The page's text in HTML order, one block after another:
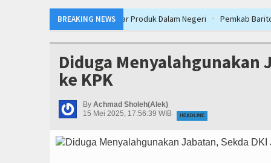
BREAKING NEWS
Pasar Produk Dalam Negeri Pemkab Barito Utara Kaji Tiru Tata
Pasar Produk Dalam Negeri
APBD Majalengka, Bupati Beri Penjelasan
Bupati Majalengka Beberkan
Pasar Produk Dalam Negeri
APBD Majalengka, Bupati Beri Penjelasan
Bupati Majalengka Beberkan
Diduga Menyalahgunakan
ke KPK
By Achmad Sholeh(Alek)
15 Mei 2025, 17:56:39 WIB
HEADLINE